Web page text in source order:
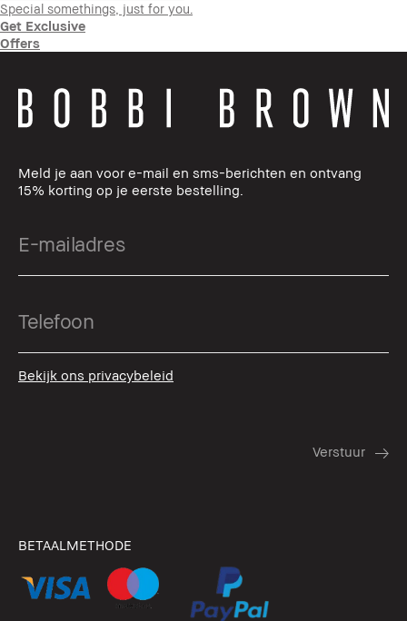
Special somethings, just for you.
Get Exclusive
Offers
Meld je aan voor e-mail en sms-berichten en ontvang
15% korting op je eerste bestelling.
Bekijk ons privacybeleid
BETAALMETHODE